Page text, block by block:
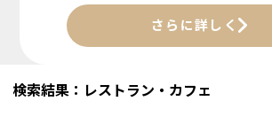
さらに詳しく
検索結果：レストラン・カフェ